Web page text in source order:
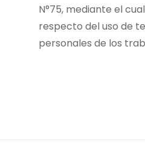
N°75, mediante el
respecto del uso de
personales de los